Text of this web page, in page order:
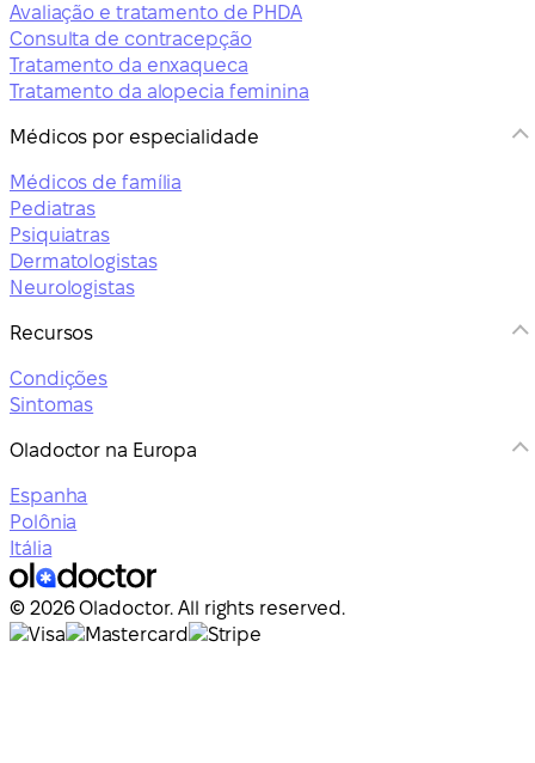
Avaliação e tratamento de PHDA
Consulta de contracepção
Tratamento da enxaqueca
Tratamento da alopecia feminina
Médicos por especialidade
Médicos de família
Pediatras
Psiquiatras
Dermatologistas
Neurologistas
Recursos
Condições
Sintomas
Oladoctor na Europa
Espanha
Polônia
Itália
© 2026 Oladoctor. All rights reserved.